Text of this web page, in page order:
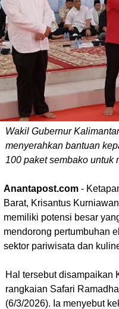
Wakil Gubernur
menyerahkan bantuan
100 paket sembako untuk
Anantapost.com -
Barat, Krisantus
memiliki potensi besar
mendorong pertumbuhan
sektor pariwisata dan
Hal tersebut disampaikan
rangkaian Safari
(6/3/2026). Ia menyebut